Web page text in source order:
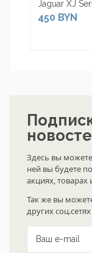
Jaguar XJ
450 BYN
Здесь вы
ней вы будете
акциях, товарах
Так же вы
других